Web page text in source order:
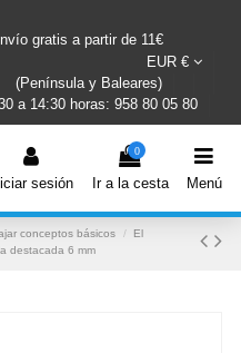
gratis a partir de 11€
EUR €
(Península y Baleares)
a 14:30 horas: 958 80 05 80
sesión
0
Ir a la cesta Menú
conceptos básicos
El
destacada 6 mm